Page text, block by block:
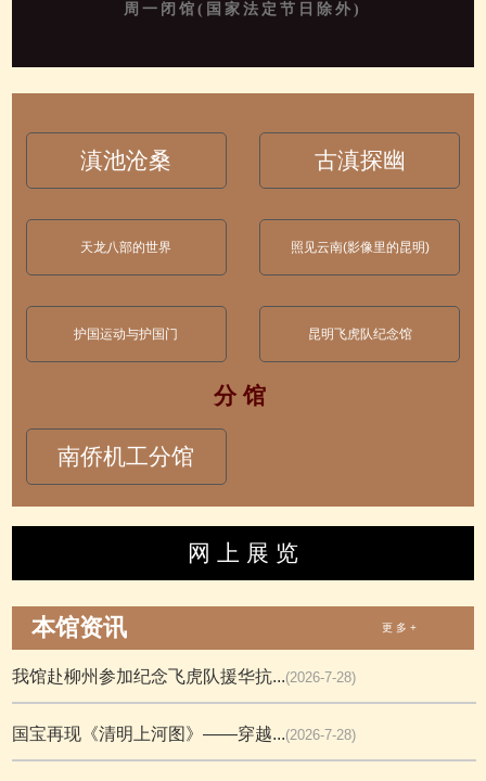
周一闭馆(国家法定节日除外)
滇池沧桑 古滇探幽
天龙八部的世界 照见云南(影像里的昆明)
护国运动与护国门 昆明飞虎队纪念馆
分 馆
南侨机工分馆
网 上 展 览
本馆资讯 更 多 +
我馆赴柳州参加纪念飞虎队援华抗...(2026-7-28)
国宝再现《清明上河图》——穿越...(2026-7-28)